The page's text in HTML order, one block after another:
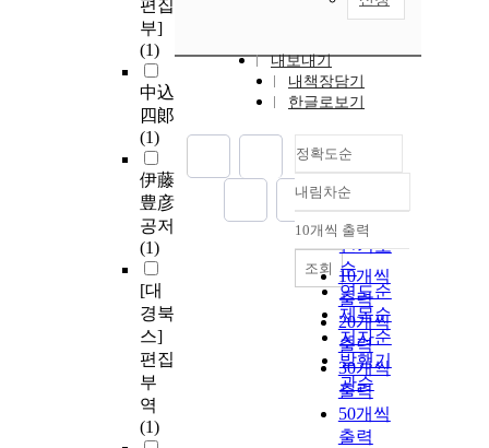
편집
부]
(1)
中込
四郞
(1)
伊藤
豊彦
공저
(1)
[대
경북
스]
편집
부
역
(1)
내보내기
내책장담기
한글로보기
정확도순
정확도
순
인기도
순
연도순
제목순
저자순
발행기
관순
내림차순
내림차순
10개씩 출력
10개씩
출력
20개씩
출력
30개씩
출력
50개씩
출력
조회